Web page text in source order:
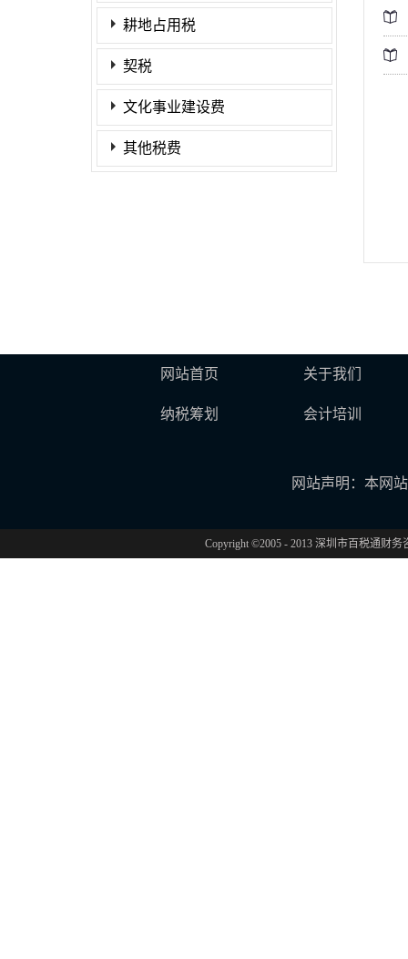
耕地占用税
契税
文化事业建设费
其他税费
网站首页 关于我们
纳税筹划 会计培训
网站声明：本网
Copyright ©2005 - 2013 深圳市百税通财务